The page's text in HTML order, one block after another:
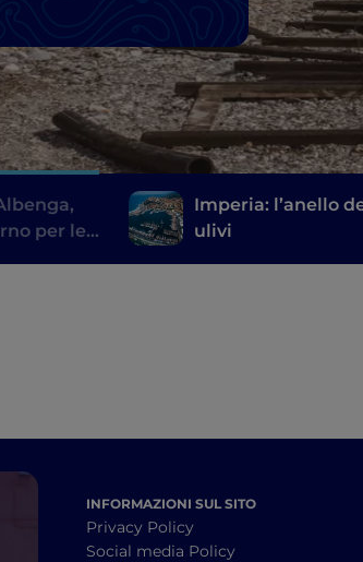
per le
Imperia: l’anello
ulivi
INFORMAZIONI SUL SITO
Privacy Policy
Social media Policy